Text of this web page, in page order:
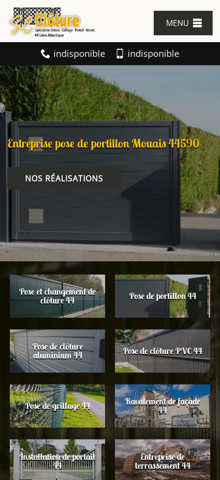
MENU
indisponible indisponible
Entreprise pose de portillon Mouais 44590
NOS RÉALISATIONS
Pose et changement de
clôture 44 Pose de portillon 44
Pose de clôture
aluminium 44 Pose de clôture PVC 44
Pose de grillage 44 Ravalement de façade
44
Installation de portail
44
Entreprise de
terrassement 44